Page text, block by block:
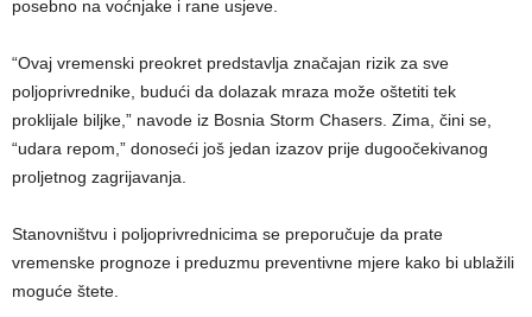
posebno na voćnjake i rane usjeve.
“Ovaj vremenski preokret predstavlja značajan rizik za sve
poljoprivrednike, budući da dolazak mraza može oštetiti tek
proklijale biljke,” navode iz Bosnia Storm Chasers. Zima, čini se,
“udara repom,” donoseći još jedan izazov prije dugoočekivanog
proljetnog zagrijavanja.
Stanovništvu i poljoprivrednicima se preporučuje da prate
vremenske prognoze i preduzmu preventivne mjere kako bi ublažili
moguće štete.